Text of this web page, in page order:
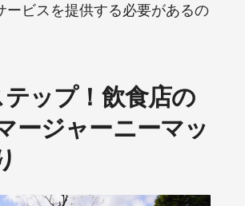
ービスを提供する必要があるの
ップ！飲食店の
ージャーニーマッ